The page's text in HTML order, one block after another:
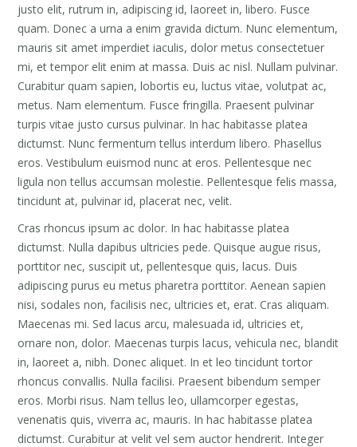
justo elit, rutrum in, adipiscing id, laoreet in, libero. Fusce
quam. Donec a urna a enim gravida dictum. Nunc elementum,
mauris sit amet imperdiet iaculis, dolor metus consectetuer
mi, et tempor elit enim at massa. Duis ac nisl. Nullam pulvinar.
Curabitur quam sapien, lobortis eu, luctus vitae, volutpat ac,
metus. Nam elementum. Fusce fringilla. Praesent pulvinar
turpis vitae justo cursus pulvinar. In hac habitasse platea
dictumst. Nunc fermentum tellus interdum libero. Phasellus
eros. Vestibulum euismod nunc at eros. Pellentesque nec
ligula non tellus accumsan molestie. Pellentesque felis massa,
tincidunt at, pulvinar id, placerat nec, velit.
Cras rhoncus ipsum ac dolor. In hac habitasse platea
dictumst. Nulla dapibus ultricies pede. Quisque augue risus,
porttitor nec, suscipit ut, pellentesque quis, lacus. Duis
adipiscing purus eu metus pharetra porttitor. Aenean sapien
nisi, sodales non, facilisis nec, ultricies et, erat. Cras aliquam.
Maecenas mi. Sed lacus arcu, malesuada id, ultricies et,
ornare non, dolor. Maecenas turpis lacus, vehicula nec, blandit
in, laoreet a, nibh. Donec aliquet. In et leo tincidunt tortor
rhoncus convallis. Nulla facilisi. Praesent bibendum semper
eros. Morbi risus. Nam tellus leo, ullamcorper egestas,
venenatis quis, viverra ac, mauris. In hac habitasse platea
dictumst. Curabitur at velit vel sem auctor hendrerit. Integer